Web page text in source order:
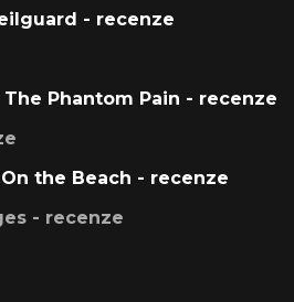
- recenze
Phantom Pain - recenze
the Beach - recenze
- recenze